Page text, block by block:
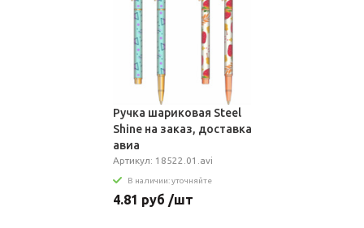
Ручка шариковая Steel
Shine на заказ, доставка
авиа
Артикул: 18522.01.avi
В наличии: уточняйте
4.81 руб /шт